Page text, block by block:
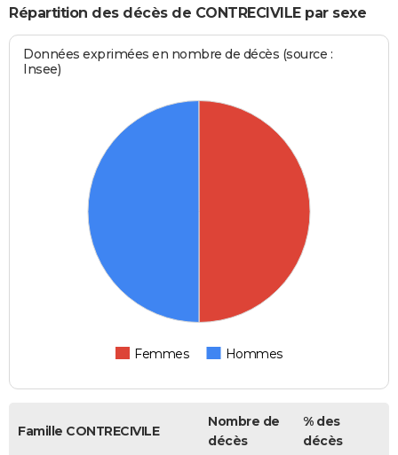
Répartition des décès de CONTRECIVILE par sexe
Données exprimées en nombre de décès (source :
Insee)
Femmes Hommes
Famille CONTRECIVILE
Nombre de
décès
% des
décès